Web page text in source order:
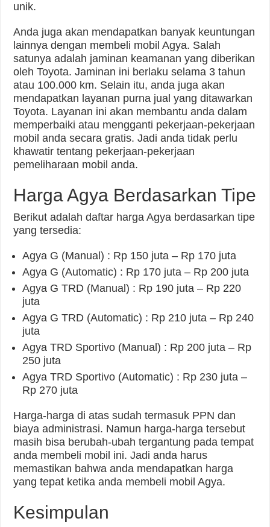
unik.
Anda juga akan mendapatkan banyak keuntungan
lainnya dengan membeli mobil Agya. Salah
satunya adalah jaminan keamanan yang diberikan
oleh Toyota. Jaminan ini berlaku selama 3 tahun
atau 100.000 km. Selain itu, anda juga akan
mendapatkan layanan purna jual yang ditawarkan
Toyota. Layanan ini akan membantu anda dalam
memperbaiki atau mengganti pekerjaan-pekerjaan
mobil anda secara gratis. Jadi anda tidak perlu
khawatir tentang pekerjaan-pekerjaan
pemeliharaan mobil anda.
Harga Agya Berdasarkan Tipe
Berikut adalah daftar harga Agya berdasarkan tipe
yang tersedia:
Agya G (Manual) : Rp 150 juta – Rp 170 juta
Agya G (Automatic) : Rp 170 juta – Rp 200 juta
Agya G TRD (Manual) : Rp 190 juta – Rp 220
juta
Agya G TRD (Automatic) : Rp 210 juta – Rp 240
juta
Agya TRD Sportivo (Manual) : Rp 200 juta – Rp
250 juta
Agya TRD Sportivo (Automatic) : Rp 230 juta –
Rp 270 juta
Harga-harga di atas sudah termasuk PPN dan
biaya administrasi. Namun harga-harga tersebut
masih bisa berubah-ubah tergantung pada tempat
anda membeli mobil ini. Jadi anda harus
memastikan bahwa anda mendapatkan harga
yang tepat ketika anda membeli mobil Agya.
Kesimpulan